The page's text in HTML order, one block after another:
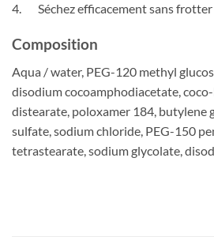
4. Séchez efficacement sans frotter
Composition
Aqua / water, PEG-120 methyl
disodium cocoamphodiacetate,
distearate, poloxamer 184, butylene
sulfate, sodium chloride, PEG-150
tetrastearate, sodium glycolate,